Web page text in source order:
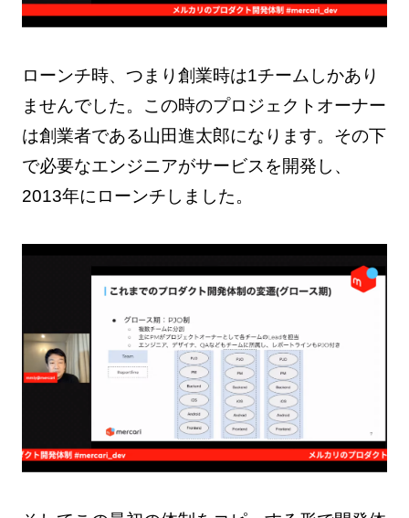
ローンチ時、つまり創業時は1チームしかあり
ませんでした。この時のプロジェクトオーナー
は創業者である山田進太郎になります。その下
で必要なエンジニアがサービスを開発し、
2013年にローンチしました。